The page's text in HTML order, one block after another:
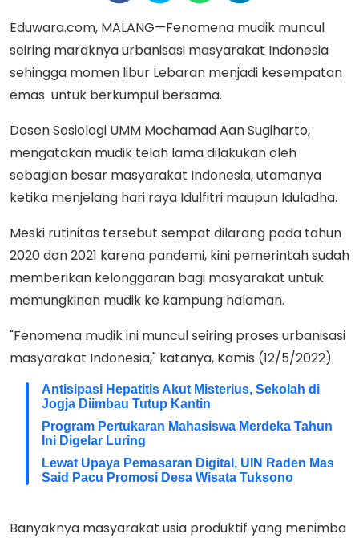
Eduwara.com, MALANG—Fenomena mudik muncul
seiring maraknya urbanisasi masyarakat Indonesia
sehingga momen libur Lebaran menjadi kesempatan
emas untuk berkumpul bersama.
Dosen Sosiologi UMM Mochamad Aan Sugiharto,
mengatakan mudik telah lama dilakukan oleh
sebagian besar masyarakat Indonesia, utamanya
ketika menjelang hari raya Idulfitri maupun Iduladha.
Meski rutinitas tersebut sempat dilarang pada tahun
2020 dan 2021 karena pandemi, kini pemerintah sudah
memberikan kelonggaran bagi masyarakat untuk
memungkinan mudik ke kampung halaman.
"Fenomena mudik ini muncul seiring proses urbanisasi
masyarakat Indonesia," katanya, Kamis (12/5/2022).
Antisipasi Hepatitis Akut Misterius, Sekolah di
Jogja Diimbau Tutup Kantin
Program Pertukaran Mahasiswa Merdeka Tahun
Ini Digelar Luring
Lewat Upaya Pemasaran Digital, UIN Raden Mas
Said Pacu Promosi Desa Wisata Tuksono
Banyaknya masyarakat usia produktif yang menimba